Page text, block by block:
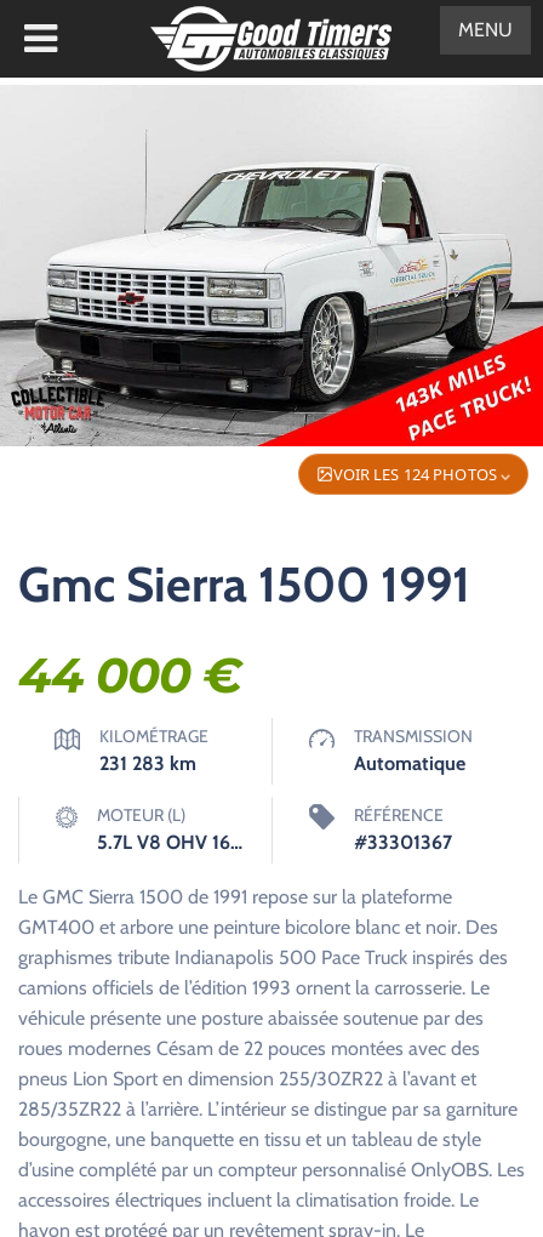
VOIR LES 124 PHOTOS
Gmc Sierra 1500 1991
44 000€
KILOMÉTRAGE
231 283 km
TRANSMISSION
Automatique
MOTEUR (L)
5.7L V8 OHV 16V FI Engine
RÉFÉRENCE
#33301367
Le GMC Sierra 1500 de 1991 repose sur la plateforme
GMT400 et arbore une peinture bicolore blanc et noir. Des
graphismes tribute Indianapolis 500 Pace Truck inspirés des
camions officiels de l’édition 1993 ornent la carrosserie. Le
véhicule présente une posture abaissée soutenue par des
roues modernes Césam de 22 pouces montées avec des
pneus Lion Sport en dimension 255/30ZR22 à l’avant et
285/35ZR22 à l’arrière. L’intérieur se distingue par sa garniture
bourgogne, une banquette en tissu et un tableau de style
d’usine complété par un compteur personnalisé OnlyOBS. Les
accessoires électriques incluent la climatisation froide. Le
hayon est protégé par un revêtement spray-in. Le
MENU